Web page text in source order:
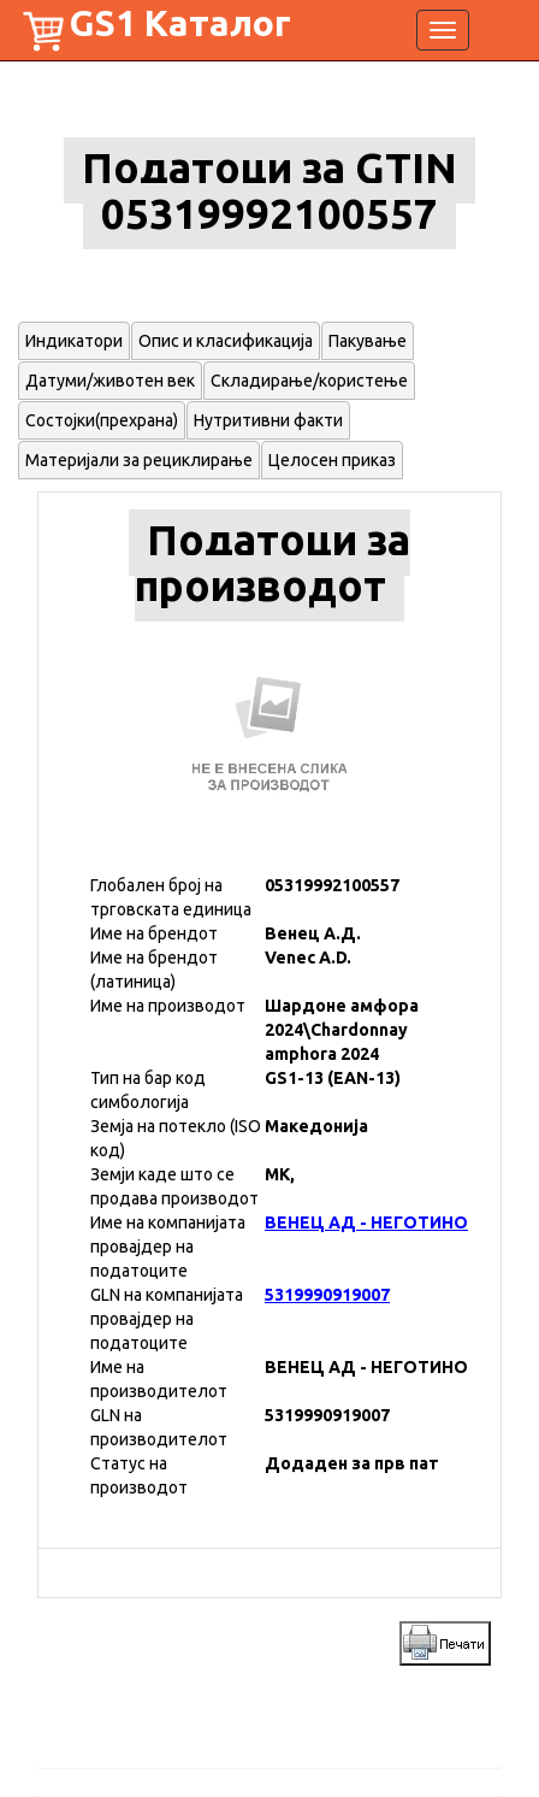
Toggle
navigation
GS1 Каталог
Податоци за GTIN
05319992100557
Индикатори Опис и класификација Пакување
Датуми/животен век Складирање/користење
Состојки(прехрана) Нутритивни факти
Материјали за рециклирање Целосен приказ
Податоци за
производот
Глобален број на
трговската единица
05319992100557
Име на брендот
Венец А.Д.
Име на брендот
(латиница)
Venec A.D.
Име на производот
Шардоне амфора
2024\Chardonnay
amphora 2024
Тип на бар код
симбологија
GS1-13 (EAN-13)
Земја на потекло (ISO
код)
Македонија
Земји каде што се
продава производот
MK,
Име на компанијата
провајдер на
податоците
ВЕНЕЦ АД - НЕГОТИНО
GLN на компанијата
провајдер на
податоците
5319990919007
Име на
производителот
ВЕНЕЦ АД - НЕГОТИНО
GLN на
производителот
5319990919007
Статус на
производот
Додаден за прв пат